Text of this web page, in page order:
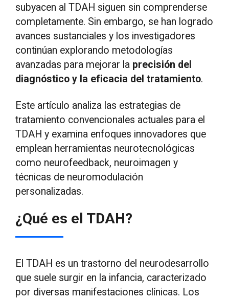
subyacen al TDAH siguen sin comprenderse
completamente. Sin embargo, se han logrado
avances sustanciales y los investigadores
continúan explorando metodologías
avanzadas para mejorar la precisión del
diagnóstico y la eficacia del tratamiento.
Este artículo analiza las estrategias de
tratamiento convencionales actuales para el
TDAH y examina enfoques innovadores que
emplean herramientas neurotecnológicas
como neurofeedback, neuroimagen y
técnicas de neuromodulación
personalizadas.
¿Qué es el TDAH?
El TDAH es un trastorno del neurodesarrollo
que suele surgir en la infancia, caracterizado
por diversas manifestaciones clínicas. Los